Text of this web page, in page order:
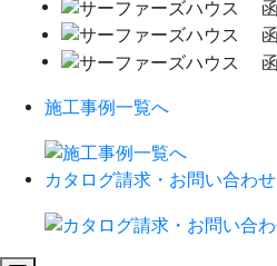
施工事例一覧へ
カタログ請求・お問い合わせ